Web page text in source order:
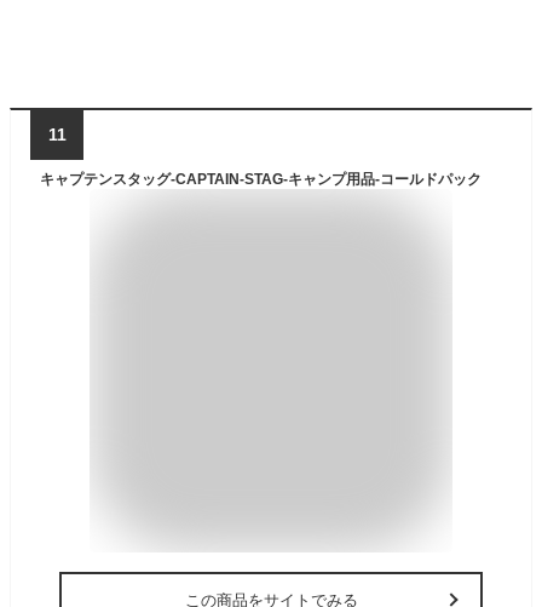
11
キャプテンスタッグ-CAPTAIN-STAG-キャンプ用品-コールドパック
この商品をサイトでみる